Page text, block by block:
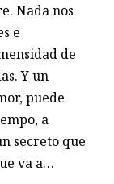
Nada nos
e
de
Y un
puede
a
secreto que
va a…